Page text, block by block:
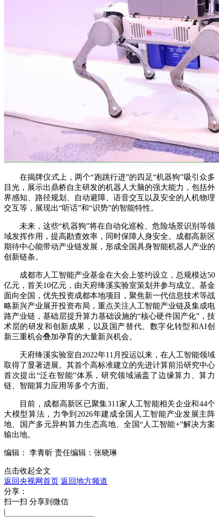
在揭牌仪式上，两个“跑跳行进”的四足“机器狗”吸引众多
目光，展示出鼎桥自主研发的机器人大脑的强大能力，包括外
界感知、路径规划、自动避障、语音交互以及安全的人机物理
交互等，展现出“听话”和“识势”的智能特性。
未来，这些“机器狗”将在自动化巡检、危险场景识别等领
域发挥作用，提高勘查效率，同时保障人身安全。成都高新区
期待中心能带动产业链发展，形成全国具身智能机器人产业的
创新链条。
成都市人工智能产业基金在大会上签约设立，总规模达50
亿元，首关10亿元，由天府绛溪实验室策划并参与成立。基金
面向全国，优先投资成都本地项目，聚焦新一代信息技术等战
略新兴产业展开投资布局，重点关注人工智能产业链及集成电
路产业链，基础层提升算力基础设施的“核心硬件国产化”，技
术层的研发和创新成果，以及国产替代、数字化转型和AI创
新三重机会叠加孕育的大量新兴机会。
天府绛溪实验室自2022年11月投运以来，在人工智能领域
取得了显著进展。其首个高标准建立的先进计算前沿研究中心
首次提出“泛在智能”体系，研究领域涵盖了边缘算力、算力
链、智能算力应用等多个方面。
目前，成都高新区已聚集311家人工智能相关企业和44个
大模型算法，力争到2026年建成全国人工智能产业发展主阵
地、国产多元异构算力生态高地、全国“人工智能+”解决方案
输出地。
编辑： 李青昕 责任编辑：张晓琳
点击收起全文
返回央视网首页 返回地方频道
分享：
扫一扫 分享到微信
|